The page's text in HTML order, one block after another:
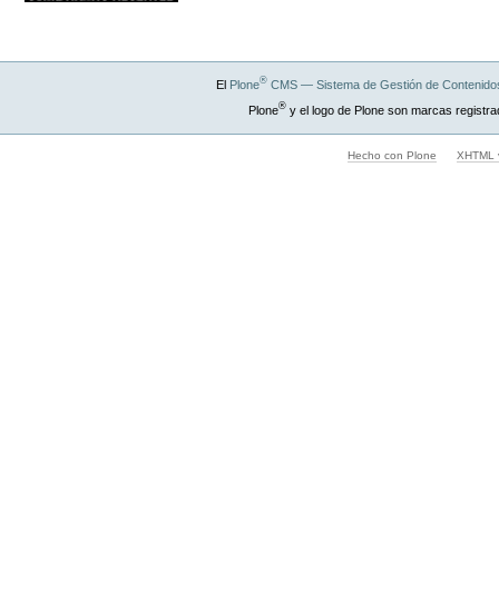
El Plone®CMS — Sistema de Gestión de
Plone®y el logo de Plone son marcas
Hecho con Plone XHTML